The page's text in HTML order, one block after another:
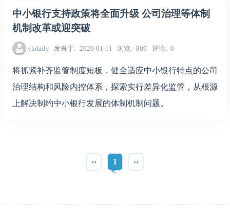
中小银行支持政策将全面升级 公司治理等体制
机制改革或迎突破
yhdaily 发表于 2020-01-11 浏览 809 评论 0
将抓紧补齐监管制度短板，健全适应中小银行特点的公司
治理结构和风险内控体系，探索实行差异化监管，从根源
上解决制约中小银行发展的体制机制问题。
‹‹ 1 ››